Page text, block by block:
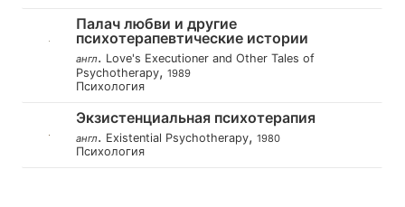
Палач любви и другие
психотерапевтические истории
англ. Love's Executioner and Other Tales of
Psychotherapy, 1989
Психология
Экзистенциальная психотерапия
англ. Existential Psychotherapy, 1980
Психология